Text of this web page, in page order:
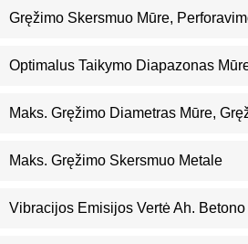
Gręžimo Skersmuo Mūre,
Optimalus Taikymo Diapazonas
Maks. Gręžimo Diametras Mūre,
Maks. Gręžimo Skersmuo Metale
Vibracijos Emisijos Vertė Ah.